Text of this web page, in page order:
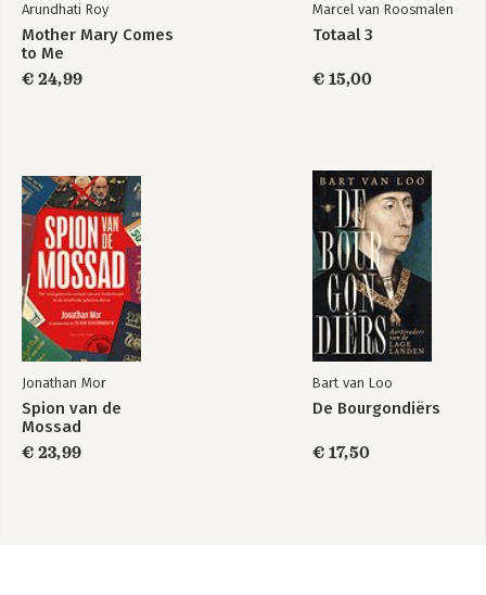
Arundhati Roy
Mother Mary Comes
to Me
€ 24,99
Marcel van Roosmalen
Totaal 3
€ 15,00
Jonathan Mor
Spion van de
Mossad
€ 23,99
Bart van Loo
De Bourgondiërs
€ 17,50